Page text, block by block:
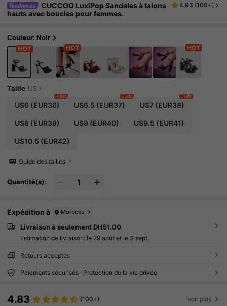
CUCCOO LuxiPop Sandales à talons
hauts avec boucles pour femmes.
4.83 (100+)
Couleur: Noir
Taille US
US6 (EUR36)
4 left
US6.5 (EUR37)
5 left
US7(EUR38)
7 left
US8 (EUR39) US9 (EUR40) US9.5 (EUR41)
US10.5 (EUR42)
Guide des tailles
Quantité(s):
Expédition à Morocco
Livraison à seulement DH51.00
Estimation de livraison: le 29 août et le 3 sept.
Retours acceptés
Paiements sécurisés · Protection de la vie privée
4.83 (100+) Voir plus